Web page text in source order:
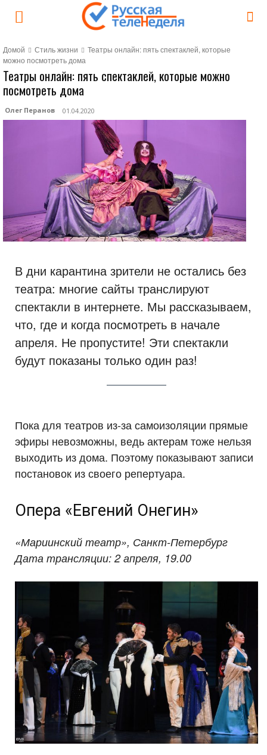
Домой Стиль жизни
Театры онлайн: пять спектаклей, которые
можно посмотреть дома
Театры онлайн: пять спектаклей, которые можно
посмотреть дома
Олег Перанов 01.04.2020
В дни карантина зрители не остались без
театра: многие сайты транслируют
спектакли в интернете. Мы рассказываем,
что, где и когда посмотреть в начале
апреля. Не пропустите! Эти спектакли
будут показаны только один раз!
Пока для театров из-за самоизоляции прямые
эфиры невозможны, ведь актерам тоже нельзя
выходить из дома. Поэтому показывают записи
постановок из своего репертуара.
Опера «Евгений Онегин»
«Мариинский театр», Санкт-Петербург
Дата трансляции: 2 апреля, 19.00